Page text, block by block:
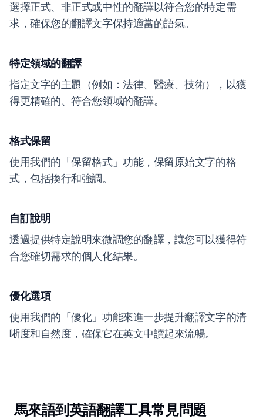
選擇正式、非正式或中性的翻譯以符合您的特定需
求，確保您的翻譯文字保持適當的語氣。
特定領域的翻譯
指定文字的主題（例如：法律、醫療、技術），以獲
得更精確的、符合您領域的翻譯。
格式保留
使用我們的「保留格式」功能，保留原始文字的格
式，包括換行和強調。
自訂說明
透過提供特定說明來微調您的翻譯，讓您可以獲得符
合您確切需求的個人化結果。
優化選項
使用我們的「優化」功能來進一步提升翻譯文字的清
晰度和自然度，確保它在英文中讀起來流暢。
馬來語到英語翻譯工具常見問題